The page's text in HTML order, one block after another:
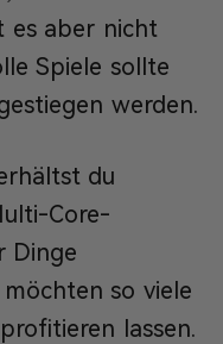
es aber nicht
Spiele sollte
werden.
du
Core-
Dinge
so viele
lassen.